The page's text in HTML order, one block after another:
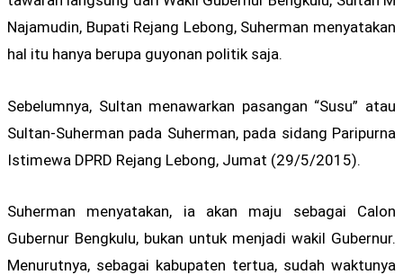
Najamudin, Bupati Rejang Lebong, Suherman menyatakan
hal itu hanya berupa guyonan politik saja.
Sebelumnya, Sultan menawarkan pasangan “Susu” atau
Sultan-Suherman pada Suherman, pada sidang Paripurna
Istimewa DPRD Rejang Lebong, Jumat (29/5/2015).
Suherman menyatakan, ia akan maju sebagai Calon
Gubernur Bengkulu, bukan untuk menjadi wakil Gubernur.
Menurutnya, sebagai kabupaten tertua, sudah waktunya